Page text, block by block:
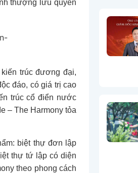
thượng lưu quyền
trúc đương đại,
đáo, có giá trị cao
trúc cổ điển nước
– The Harmony tỏa
biệt thự đơn lập
thự tứ lập có diện
theo phong cách